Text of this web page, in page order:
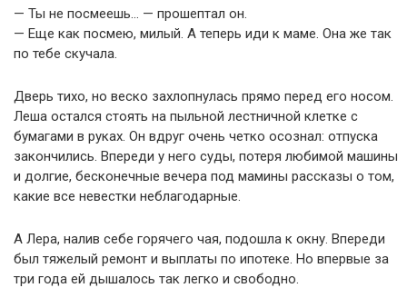
— Ты не посмеешь… — прошептал он.
— Еще как посмею, милый. А теперь иди к маме. Она же так
по тебе скучала.
Дверь тихо, но веско захлопнулась прямо перед его носом.
Леша остался стоять на пыльной лестничной клетке с
бумагами в руках. Он вдруг очень четко осознал: отпуска
закончились. Впереди у него суды, потеря любимой машины
и долгие, бесконечные вечера под мамины рассказы о том,
какие все невестки неблагодарные.
А Лера, налив себе горячего чая, подошла к окну. Впереди
был тяжелый ремонт и выплаты по ипотеке. Но впервые за
три года ей дышалось так легко и свободно.